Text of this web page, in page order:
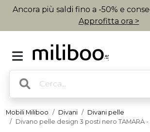
Ancora più saldi fino a -50% e
Approfitta ora >
Mobili Miliboo Divani
Divani pelle
Divano pelle design 3 posti nero TAMARA